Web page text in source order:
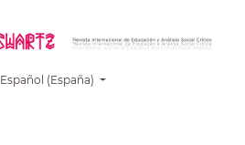
Español (España)